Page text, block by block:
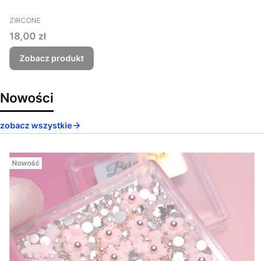
PRODUCENT
ZIRCONE
Cena
18,00 zł
Zobacz produkt
Nowości
zobacz wszystkie
Nowość